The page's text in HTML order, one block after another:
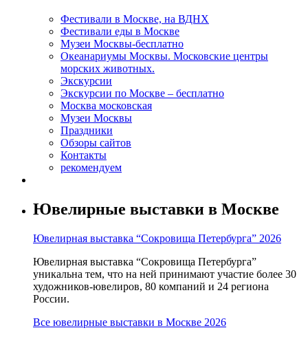
Фестивали в Москве, на ВДНХ
Фестивали еды в Москве
Музеи Москвы-бесплатно
Океанариумы Москвы. Московские центры
морских животных.
Экскурсии
Экскурсии по Москве – бесплатно
Москва московская
Музеи Москвы
Праздники
Обзоры сайтов
Контакты
рекомендуем
Ювелирные выставки в Москве
Ювелирная выставка “Сокровища Петербурга” 2026
Ювелирная выставка “Сокровища Петербурга”
уникальна тем, что на ней принимают участие более 30
художников-ювелиров, 80 компаний и 24 региона
России.
Все ювелирные выставки в Москве 2026